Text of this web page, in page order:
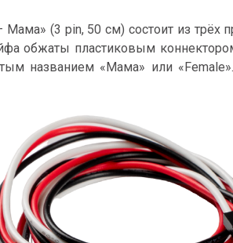
(3 pin, 50 см) состоит из трёх
обжаты пластиковым
названием «Мама» или